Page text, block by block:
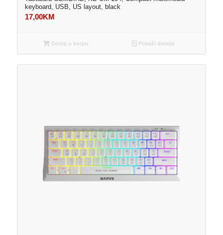
keyboard, USB, US layout, black
17,00KM
Dodaj u korpu Pokaži detalje